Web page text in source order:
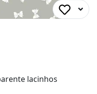
lacinhos